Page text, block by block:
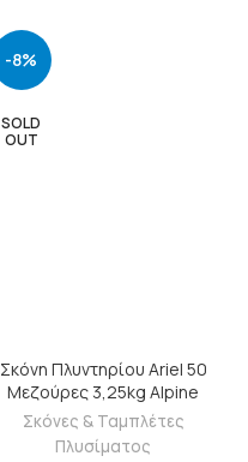
-8%
SOLD
OUT
ΔΙΑΒΆΣΤΕ ΠΕΡΙΣΣΌΤΕΡΑ
Σκόνη Πλυντηρίου Ariel 50
Μεζούρες 3,25kg Alpine
Σκόνες & Ταμπλέτες
Πλυσίματος